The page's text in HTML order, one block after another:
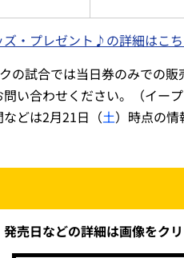
ズ・プレゼント♪の詳細はこ
の試合では当日券のみでの
い合わせください。（イー
どは2月21日（土）時点の
売日などの詳細は画像をク